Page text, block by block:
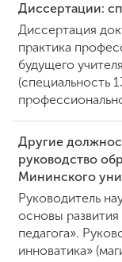
ENG SPN
+7 (831)
Диссертации:
Диссертация
практика
будущего
(специальность
Другие
руководство
Мининского
Руководитель
основы
педагога».
инноватика»